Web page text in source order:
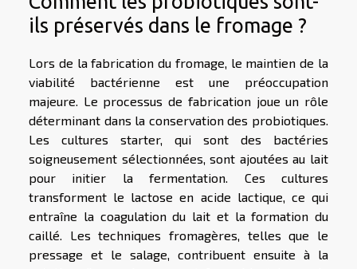
ils préservés dans le fromage ?
Lors de la fabrication du fromage, le maintien de la
viabilité bactérienne est une préoccupation
majeure. Le processus de fabrication joue un rôle
déterminant dans la conservation des probiotiques.
Les cultures starter, qui sont des bactéries
soigneusement sélectionnées, sont ajoutées au lait
pour initier la fermentation. Ces cultures
transforment le lactose en acide lactique, ce qui
entraîne la coagulation du lait et la formation du
caillé. Les techniques fromagères, telles que le
pressage et le salage, contribuent ensuite à la